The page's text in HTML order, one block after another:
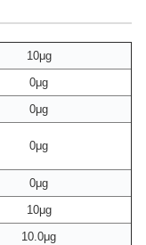
10μg
0μg
0μg
0μg
0μg
10μg
10.0μg